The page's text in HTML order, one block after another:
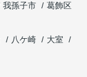
我孫子市
葛飾区
八ケ崎
大室